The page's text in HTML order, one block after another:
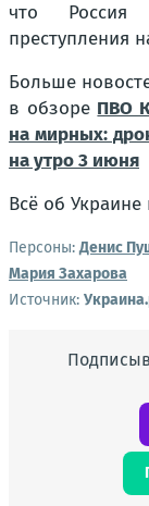
что Россия
преступления
Больше
в обзоре ПВО
на мирных:
на утро 3 июня
Всё об Украине
Персоны: Денис
Мария Захарова
Источник: